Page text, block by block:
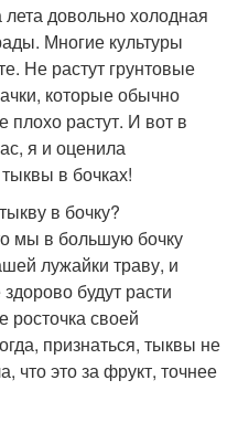
Семены в открытый
грунт
Тыквы на рассаду
довольно холодная
Многие культуры
Не растут грунтовые
которые обычно
растут. И вот в
я и оценила
в бочках!
в бочку?
мы в большую бочку
лужайки траву, и
будут расти
своей
признаться, тыквы не
это за фрукт, точнее